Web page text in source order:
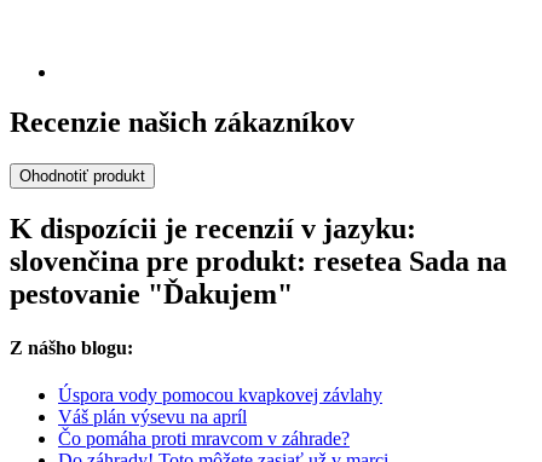
Recenzie našich zákazníkov
Ohodnotiť produkt
K dispozícii je recenzií v jazyku:
slovenčina pre produkt: resetea Sada na
pestovanie "Ďakujem"
Z nášho blogu:
Úspora vody pomocou kvapkovej závlahy
Váš plán výsevu na apríl
Čo pomáha proti mravcom v záhrade?